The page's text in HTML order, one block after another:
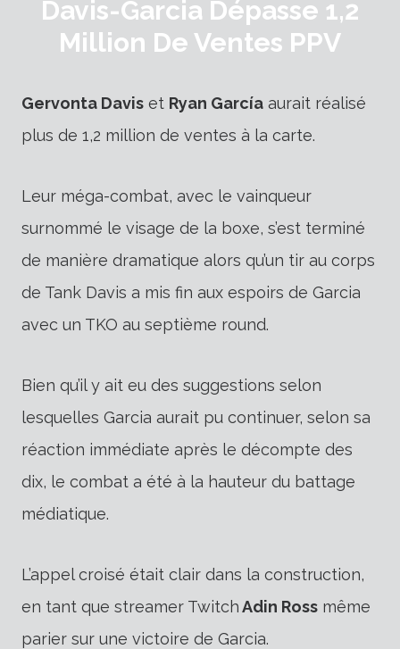
Davis-Garcia Dépasse 1,2
Million De Ventes PPV
Gervonta Davis et Ryan García aurait réalisé
plus de 1,2 million de ventes à la carte.
Leur méga-combat, avec le vainqueur
surnommé le visage de la boxe, s’est terminé
de manière dramatique alors qu’un tir au corps
de Tank Davis a mis fin aux espoirs de Garcia
avec un TKO au septième round.
Bien qu’il y ait eu des suggestions selon
lesquelles Garcia aurait pu continuer, selon sa
réaction immédiate après le décompte des
dix, le combat a été à la hauteur du battage
médiatique.
L’appel croisé était clair dans la construction,
en tant que streamer TwitchAdin Ross même
parier sur une victoire de Garcia.